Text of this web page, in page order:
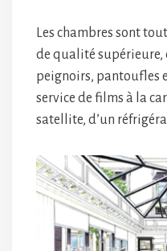
Les chambres sont
de qualité supérieure,
peignoirs, pantoufles
service de films à la
satellite, d’un